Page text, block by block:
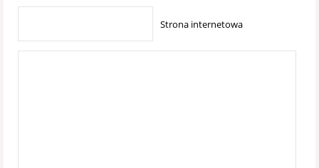
Strona internetowa